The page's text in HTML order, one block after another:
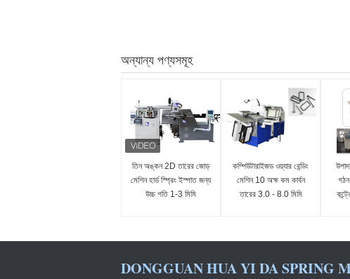
অন্যান্য পণ্যসমূহ
তিন অঙ্কন 2D তারের জোড়
মেশিন হার্ড স্প্রিং ইস্পাত জন্য
উচ্চ গতি 1-3 মিমি
কম্পিউটারাইজড ওয়্যার বেন্ডিং
মেশিন 10 অক্ষ কম কার্বন
তারের 3.0 - 8.0 মিমি
DONGGUAN HUA YI DA SPRING